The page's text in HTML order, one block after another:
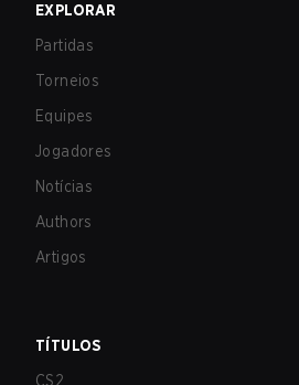
EXPLORAR
Partidas
Torneios
Equipes
Jogadores
Notícias
Authors
Artigos
TÍTULOS
CS2